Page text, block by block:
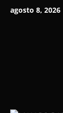
Saltaragosto 8, 2026